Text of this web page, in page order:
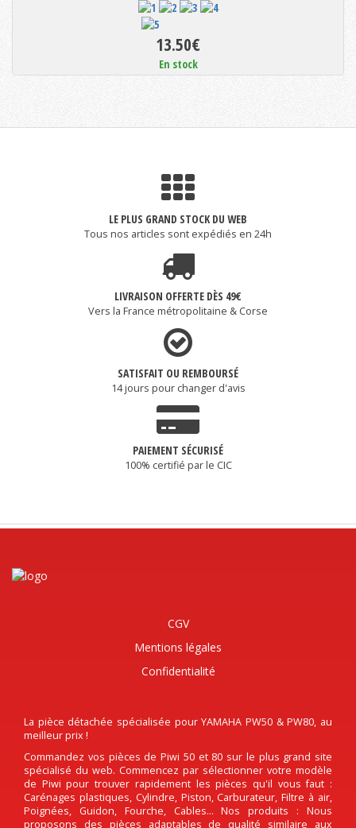
13.50€
En stock
LE PLUS GRAND STOCK DU WEB
Tous nos articles sont expédiés en 24h
LIVRAISON OFFERTE DÈS 49€
Vers la France métropolitaine & Corse
SATISFAIT OU REMBOURSÉ
14 jours pour changer d'avis
PAIEMENT SÉCURISÉ
100% certifié par le CIC
CGV
Mentions légales
Confidentialité
La pièce détachée spécialisée pour YAMAHA PW50 & PW80, au
meilleur prix !
Commandez vos pièces de Piwi 50 et 80 sur le plus grand site
spécialisé du web. Commencez par sélectionner votre modèle
de Piwi pour trouver rapidement les pièces qu'il vous faut :
Carénages plastiques, Cylindre, Piston, Carburateur, Filtre à air,
Poignées, Guidon, Fourche, Cables... Nos produits : Nous
proposons des pièces adaptables de qualité similaire aux